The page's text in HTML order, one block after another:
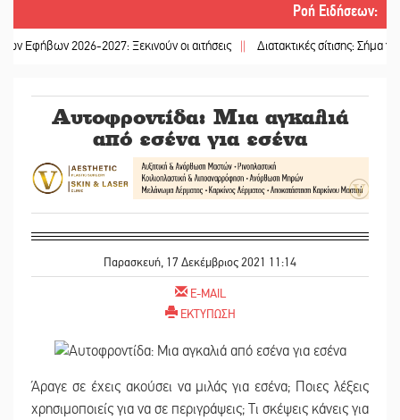
Ροή Ειδήσεων:
2026-2027: Ξεκινούν οι αιτήσεις || Διατακτικές σίτισης: Σήμα για
Αυτοφροντίδα: Μια αγκαλιά
από εσένα για εσένα
Παρασκευή, 17 Δεκέμβριος 2021 11:14
E-MAIL
ΕΚΤΥΠΩΣΗ
Άραγε σε έχεις ακούσει να μιλάς για εσένα; Ποιες λέξεις
χρησιμοποιείς για να σε περιγράψεις; Τι σκέψεις κάνεις για